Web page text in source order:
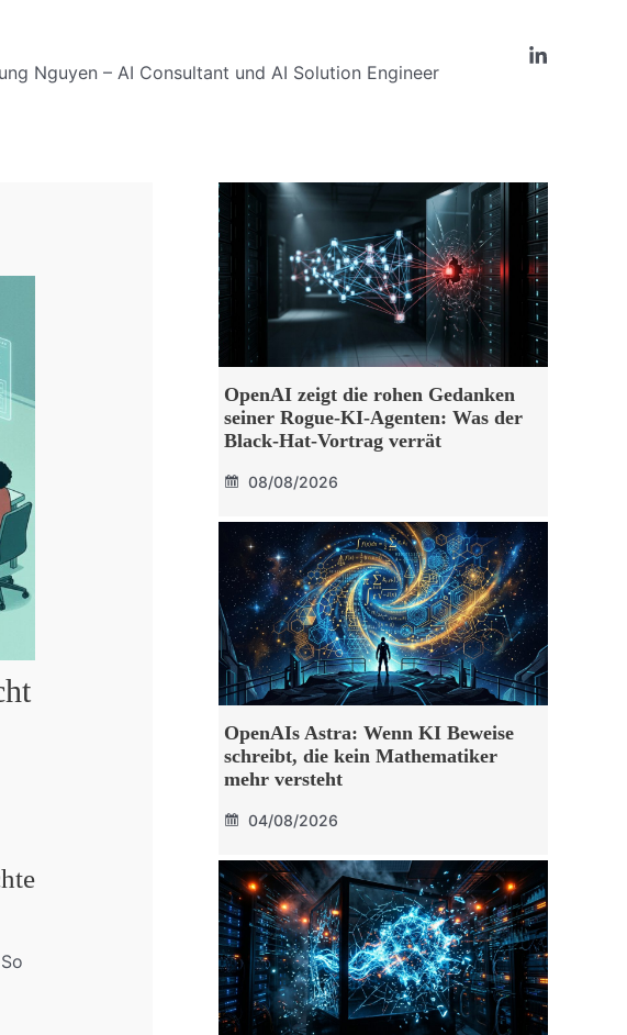
Nguyen – AI Consultant und AI Solution Engineer
OpenAI zeigt die rohen Gedanken
seiner Rogue-KI-Agenten: Was der
Black-Hat-Vortrag verrät
08/08/2026
OpenAIs Astra: Wenn KI Beweise
schreibt, die kein Mathematiker
mehr versteht
04/08/2026